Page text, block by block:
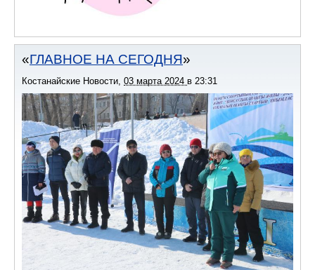
ГЛАВНОЕ НА СЕГОДНЯ
Костанайские Новости 03 марта 2024 в 23:31